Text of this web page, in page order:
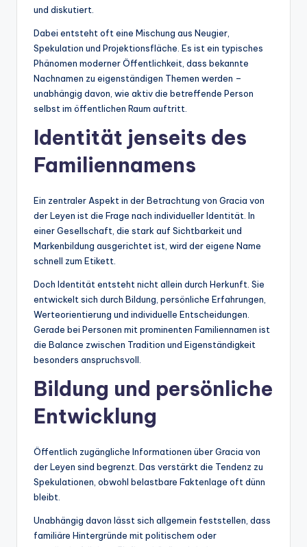
und diskutiert.
Dabei entsteht oft eine Mischung aus Neugier,
Spekulation und Projektionsfläche. Es ist ein typisches
Phänomen moderner Öffentlichkeit, dass bekannte
Nachnamen zu eigenständigen Themen werden –
unabhängig davon, wie aktiv die betreffende Person
selbst im öffentlichen Raum auftritt.
Identität jenseits des
Familiennamens
Ein zentraler Aspekt in der Betrachtung von Gracia von
der Leyen ist die Frage nach individueller Identität. In
einer Gesellschaft, die stark auf Sichtbarkeit und
Markenbildung ausgerichtet ist, wird der eigene Name
schnell zum Etikett.
Doch Identität entsteht nicht allein durch Herkunft. Sie
entwickelt sich durch Bildung, persönliche Erfahrungen,
Werteorientierung und individuelle Entscheidungen.
Gerade bei Personen mit prominenten Familiennamen ist
die Balance zwischen Tradition und Eigenständigkeit
besonders anspruchsvoll.
Bildung und persönliche
Entwicklung
Öffentlich zugängliche Informationen über Gracia von
der Leyen sind begrenzt. Das verstärkt die Tendenz zu
Spekulationen, obwohl belastbare Faktenlage oft dünn
bleibt.
Unabhängig davon lässt sich allgemein feststellen, dass
familiäre Hintergründe mit politischem oder